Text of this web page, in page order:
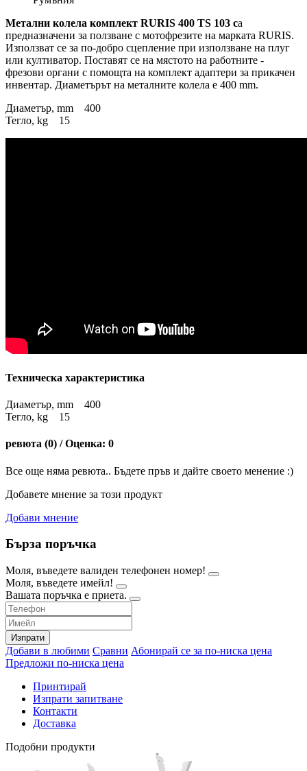
Метални колела комплект RURIS 400 TS 103 са
предназначени за ползване с мотофрезите на марката RURIS.
Използват се за по-добро сцепление при използване на плуг
или култиватор. Поставят се на мястото на работните -
фрезови органи с помощта на комплект адаптери за прикачен
инвентар. Диаметърът на металните колела е 400 mm.
Диаметър, mm 400
Тегло, kg 15
Техническа характеристика
Диаметър, mm 400
Тегло, kg 15
ревюта (0) / Оценка: 0
Все още няма ревюта.. Бъдете пръв и дайте своето менение :)
Добавете мнение за този продукт
Добави мнение
Бърза поръчка
Моля, въведете валиден телефонен номер!
Моля, въведете имейл!
Вашата поръчка е приета.
Изпрати
Добави в любими Сравни Абонирай се за по-ниска цена
Предложи по-ниска цена
Принтирай
Изпрати запитване
Контакти
Доставка
Подобни продукти